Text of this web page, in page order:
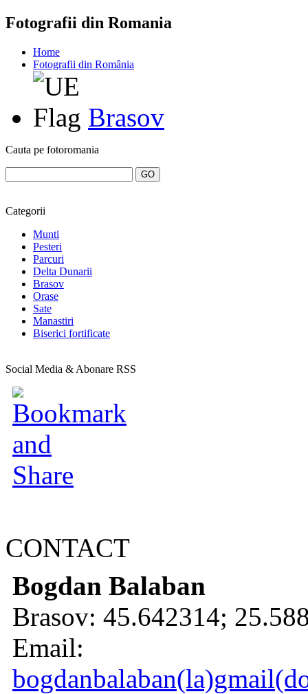
Fotografii din Romania
Home
Fotografii din România
Brasov
Cauta pe fotoromania
Categorii
Munti
Pesteri
Parcuri
Delta Dunarii
Brasov
Orase
Sate
Manastiri
Biserici fortificate
Social Media & Abonare RSS
CONTACT
Bogdan Balaban
Brasov: 45.642314;
Email: